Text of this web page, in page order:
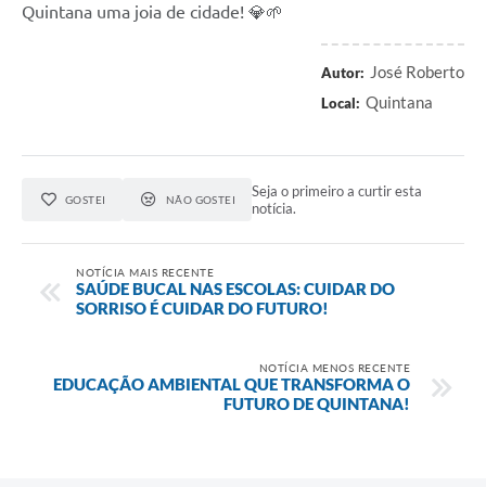
Quintana uma joia de cidade! 💎🌱
Autor: José Roberto
Local: Quintana
GOSTEI NÃO GOSTEI
Seja o primeiro a curtir esta
notícia.
NOTÍCIA MAIS RECENTE
SAÚDE BUCAL NAS ESCOLAS: CUIDAR DO
SORRISO É CUIDAR DO FUTURO!
NOTÍCIA MENOS RECENTE
EDUCAÇÃO AMBIENTAL QUE TRANSFORMA O
FUTURO DE QUINTANA!